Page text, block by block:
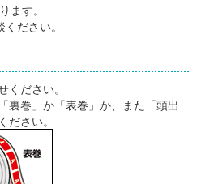
ます。
ださい。
ださい。
裏巻」か「表巻」か、また「頭出
さい。